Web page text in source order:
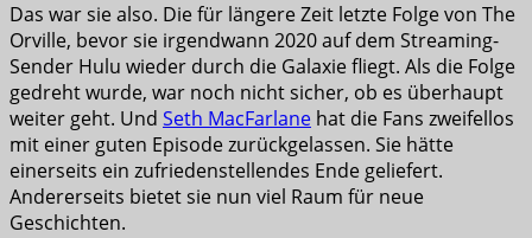
Das war sie also. Die für längere Zeit letzte Folge von The
Orville, bevor sie irgendwann 2020 auf dem Streaming-
Sender Hulu wieder durch die Galaxie fliegt. Als die Folge
gedreht wurde, war noch nicht sicher, ob es überhaupt
weiter geht. Und Seth MacFarlane hat die Fans zweifellos
mit einer guten Episode zurückgelassen. Sie hätte
einerseits ein zufriedenstellendes Ende geliefert.
Andererseits bietet sie nun viel Raum für neue
Geschichten.